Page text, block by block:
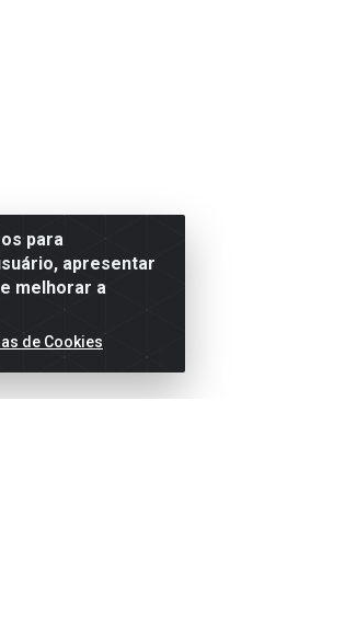
para
apresentar
melhorar a
de Cookies